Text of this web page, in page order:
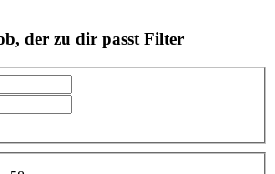
der zu dir passt Filter